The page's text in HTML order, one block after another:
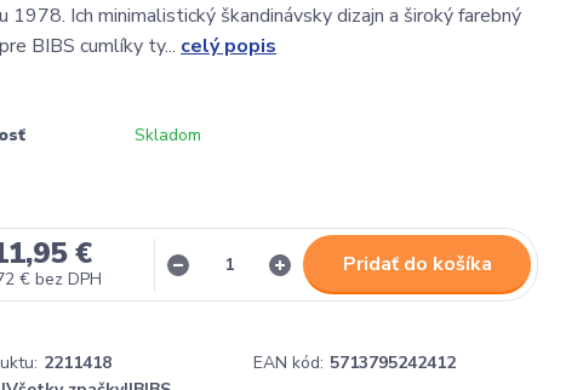
1978. Ich minimalistický škandinávsky dizajn a široký farebný
BIBS cumlíky ty... celý popis
Skladom
€
€ bez DPH
Pridať do košíka
2211418 EAN kód: 5713795242412